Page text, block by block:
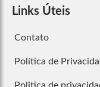
Links Úteis
Contato
Política de